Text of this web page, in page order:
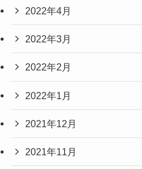
2022年4月
2022年3月
2022年2月
2022年1月
2021年12月
2021年11月